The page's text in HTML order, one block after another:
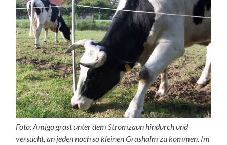
Foto: Amigo grast unter dem Stromzaun hindurch und
versucht, an jeden noch so kleinen Grashalm zu kommen. Im